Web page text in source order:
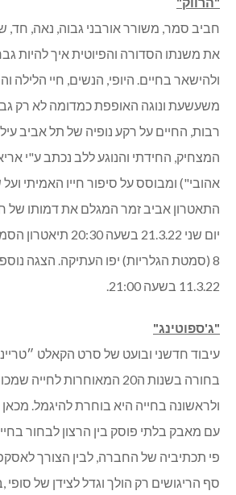
חביב סמר, משורר אורבני גבוה, נאה, חד,
את משנתו הסדורה והפיוטית איך להיות
ולהישאר בחיים. היופי, הנשים, חיי הלילה
משעשעת ונוגה האופפת כמדומה לא רק
רבות, החיים על רקע נופיה של תל אביב
המצחיק, החידתי והנוגע ללב נכתב ע"י
אהובי") ומבוסס על סיפור חייו האמיתי
התאטרון אביב זמר המגלם את דמותו של
יום שני 21.3.22 בשעה
8 (סמטת הגלריות) יפו העתיקה. הצגה
11.3.22 בשעה 21:00.
"ג'ספוטינג"
עיבוד חדשני ובועט של סרט הקאלט
בחורה בשנות ה20 המאוחרות
ולראשונה בחייה היא בוחרת להיגמל.
עם מאבק בלתי פוסק בין הרצון לבחור
פי תכתיביה של החברה, לבין הצורך
סף הריגושים רק הולך וגדל לצידן של